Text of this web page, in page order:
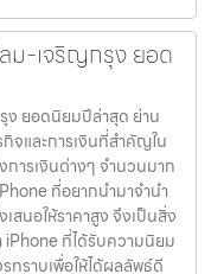
ม-เจริญกรุง ยอด
ยอดนิยมปีล่าสุด ย่าน
จและการเงินที่สำคัญใน
การเงินต่างๆ จำนวนมาก
ที่อยากนำมาจำนำ
สนอให้ราคาสูง จึงเป็นสิ่ง
iPhone ที่ได้รับความนิยม
ราบเพื่อให้ได้ผลลัพธ์ดี